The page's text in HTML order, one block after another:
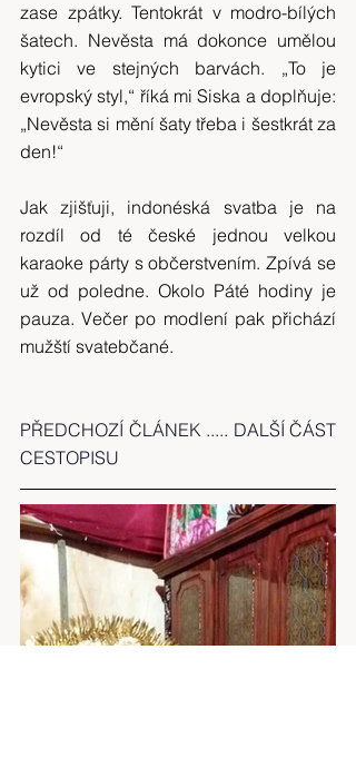
zase zpátky. Tentokrát v modro-bílých
šatech. Nevěsta má dokonce umělou
kytici ve stejných barvách. „To je
evropský styl,“ říká mi Siska a doplňuje:
„Nevěsta si mění šaty třeba i šestkrát za
den!“
Jak zjišťuji, indonéská svatba je na
rozdíl od té české jednou velkou
karaoke párty s občerstvením. Zpívá se
už od poledne. Okolo Páté hodiny je
pauza. Večer po modlení pak přichází
mužští svatebčané.
PŘEDCHOZÍ ČLÁNEK ..... DALŠÍ ČÁST
CESTOPISU